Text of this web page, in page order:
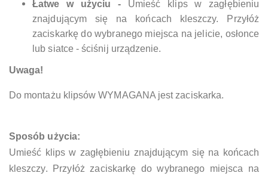
Łatwe w użyciu - Umieść klips w zagłębieniu
znajdującym się na końcach kleszczy. Przyłóż
zaciskarkę do wybranego miejsca na jelicie, osłonce
lub siatce - ściśnij urządzenie.
Uwaga!
Do montażu klipsów WYMAGANA jest zaciskarka.
Sposób użycia:
Umieść klips w zagłębieniu znajdującym się na końcach
kleszczy. Przyłóż zaciskarkę do wybranego miejsca na